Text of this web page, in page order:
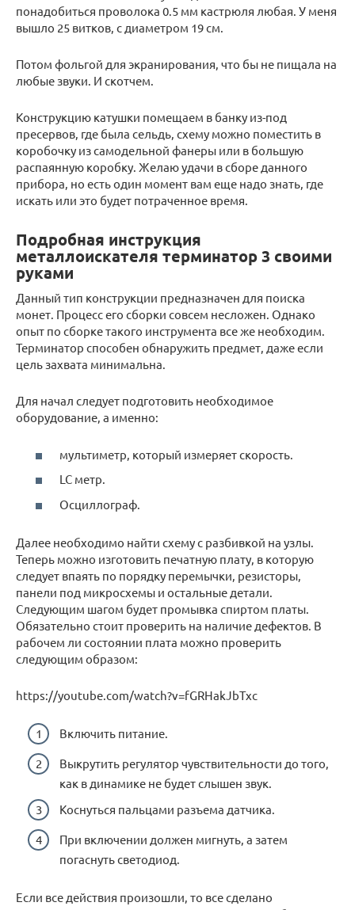
понадобиться проволока 0.5 мм кастрюля любая. У меня
вышло 25 витков, с диаметром 19 см.
Потом фольгой для экранирования, что бы не пищала на
любые звуки. И скотчем.
Конструкцию катушки помещаем в банку из-под
пресервов, где была сельдь, схему можно поместить в
коробочку из самодельной фанеры или в большую
распаянную коробку. Желаю удачи в сборе данного
прибора, но есть один момент вам еще надо знать, где
искать или это будет потраченное время.
Подробная инструкция
металлоискателя терминатор 3 своими
руками
Данный тип конструкции предназначен для поиска
монет. Процесс его сборки совсем несложен. Однако
опыт по сборке такого инструмента все же необходим.
Терминатор способен обнаружить предмет, даже если
цель захвата минимальна.
Для начал следует подготовить необходимое
оборудование, а именно:
мультиметр, который измеряет скорость.
LC метр.
Осциллограф.
Далее необходимо найти схему с разбивкой на узлы.
Теперь можно изготовить печатную плату, в которую
следует впаять по порядку перемычки, резисторы,
панели под микросхемы и остальные детали.
Следующим шагом будет промывка спиртом платы.
Обязательно стоит проверить на наличие дефектов. В
рабочем ли состоянии плата можно проверить
следующим образом:
https://youtube.com/watch?v=fGRHakJbTxc
Включить питание.
Выкрутить регулятор чувствительности до того,
как в динамике не будет слышен звук.
Коснуться пальцами разъема датчика.
При включении должен мигнуть, а затем
погаснуть светодиод.
Если все действия произошли, то все сделано